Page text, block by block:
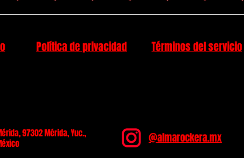
Política de privacidad Términos del servicio
97302 Mérida, Yuc.,
@almarockera.mx